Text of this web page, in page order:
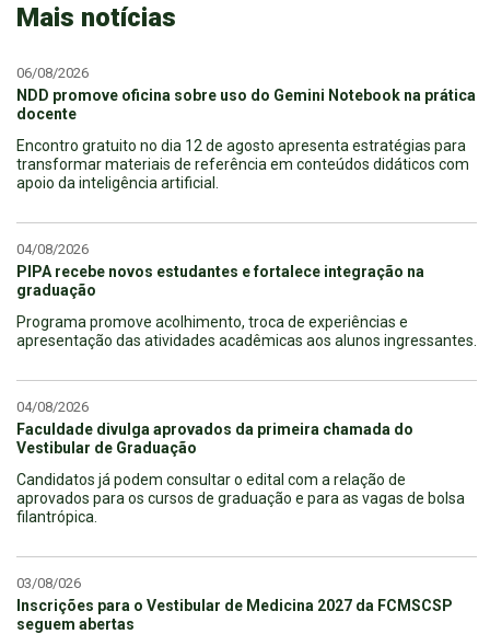
Mais notícias
06/08/2026
NDD promove oficina sobre uso do Gemini Notebook na prática
docente
Encontro gratuito no dia 12 de agosto apresenta estratégias para
transformar materiais de referência em conteúdos didáticos com
apoio da inteligência artificial.
04/08/2026
PIPA recebe novos estudantes e fortalece integração na
graduação
Programa promove acolhimento, troca de experiências e
apresentação das atividades acadêmicas aos alunos ingressantes.
04/08/2026
Faculdade divulga aprovados da primeira chamada do
Vestibular de Graduação
Candidatos já podem consultar o edital com a relação de
aprovados para os cursos de graduação e para as vagas de bolsa
filantrópica.
03/08/026
Inscrições para o Vestibular de Medicina 2027 da FCMSCSP
seguem abertas